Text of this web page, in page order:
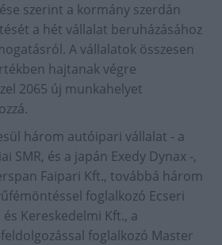
szerint a kormány szerdán
a hét vállalat beruházásához
A vállalatok összesen
hajtanak végre
2065 új munkahelyet
három autóipari vállalat - a
SMR, és a japán Exedy Dynax -,
Faipari Kft., továbbá három
foglalkozó Ecseri
Kereskedelmi Kft., a
foglalkozó Master